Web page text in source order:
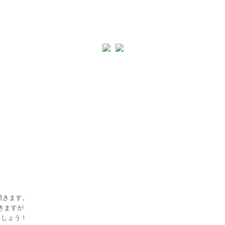
ます。
ますが
ょう！